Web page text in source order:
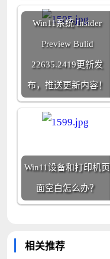
Win11系统 Insider
Preview Bulid
22635.2419更新发
布，推送更新内容！
Win11设备和打印机页
面空白怎么办？
相关推荐